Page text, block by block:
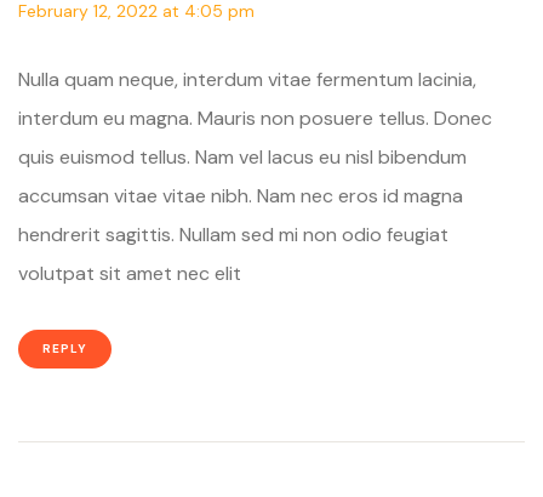
February 12, 2022 at 4:05 pm
Nulla quam neque, interdum vitae fermentum lacinia,
interdum eu magna. Mauris non posuere tellus. Donec
quis euismod tellus. Nam vel lacus eu nisl bibendum
accumsan vitae vitae nibh. Nam nec eros id magna
hendrerit sagittis. Nullam sed mi non odio feugiat
volutpat sit amet nec elit
REPLY